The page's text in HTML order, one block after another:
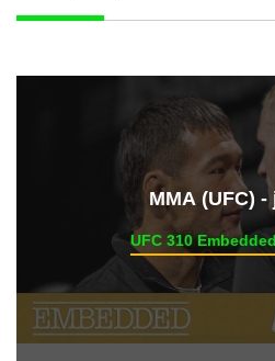
ММА (UFC) -
UFC 310